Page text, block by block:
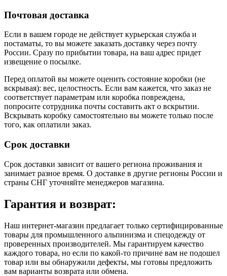
Почтовая доставка
Если в вашем городе не действует курьерская служба и
постаматы, то вы можете заказать доставку через почту
России. Сразу по прибытии товара, на ваш адрес придет
извещение о посылке.
Перед оплатой вы можете оценить состояние коробки (не
вскрывая): вес, целостность. Если вам кажется, что заказ не
соответствует параметрам или коробка повреждена,
попросите сотрудника почты составить акт о вскрытии.
Вскрывать коробку самостоятельно вы можете только после
того, как оплатили заказ.
Срок доставки
Срок доставки зависит от вашего региона проживания и
занимает разное время. О доставке в другие регионы России и
страны СНГ уточняйте менеджеров магазина.
Гарантия и возврат:
Наш интернет-магазин предлагает только сертифицированные
товары для промышленного альпинизма и спецодежду от
проверенных производителей. Мы гарантируем качество
каждого товара, но если по какой-то причине вам не подошел
товар или вы обнаружили дефекты, мы готовы предложить
вам варианты возврата или обмена.